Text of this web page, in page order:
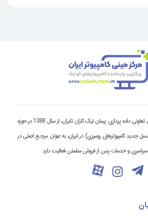
مرکز مینی کامپیوتر با نام رسمی تعاونی داده پردازی پیمان نیک کاران تابران، از سال 1388 در حوزه
جدید کامپیوترهای رومیزی) در ایران، به عنوان مرجـع اصلی در
سراسری و خدمات پس از فروش مطمئن فعالیت دارد.